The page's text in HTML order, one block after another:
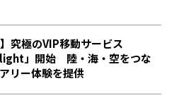
】究極のVIP移動サービス
」開始 陸・海・空をつな
リー体験を提供